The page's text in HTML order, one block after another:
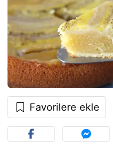
Favorilere ekle